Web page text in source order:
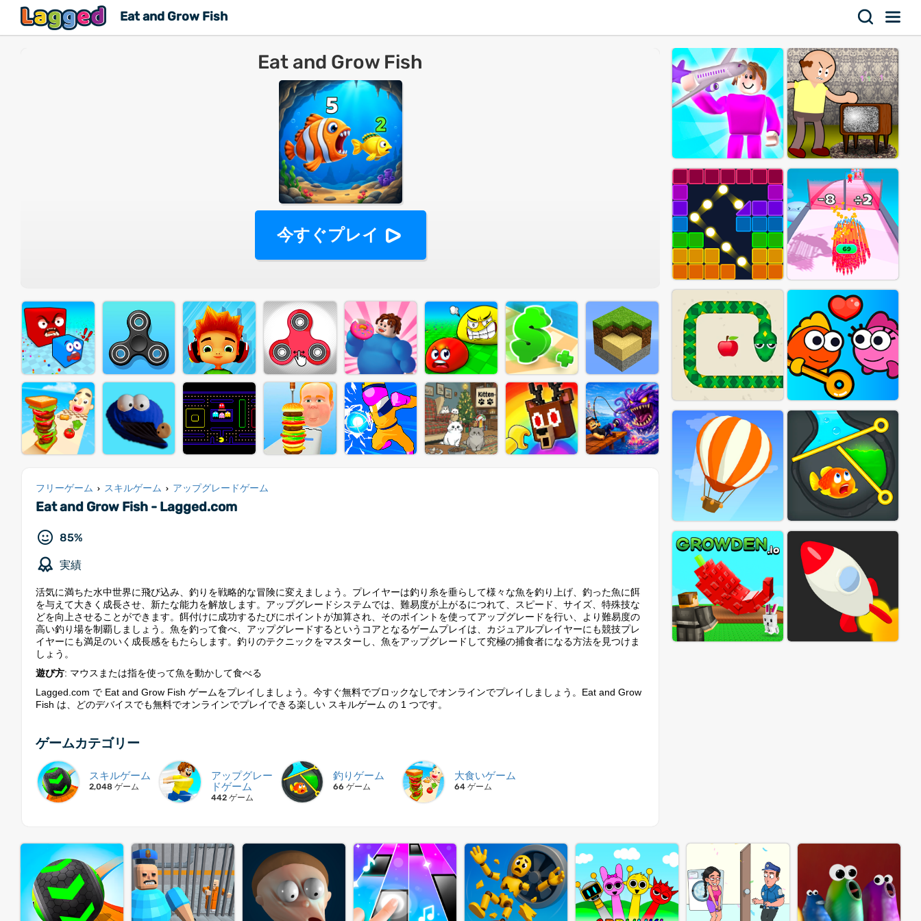
Eat and Grow Fish
Eat and Grow Fish
今すぐプレイ
フリーゲーム › スキルゲーム › アップグレードゲーム
Eat and Grow Fish - Lagged.com
85%
実績
活気に満ちた水中世界に飛び込み、釣りを戦略的な冒険に変えましょう。プレイヤーは釣り糸を垂らして様々な魚を釣り上げ、釣った魚に餌
を与えて大きく成長させ、新たな能力を解放します。アップグレードシステムでは、難易度が上がるにつれて、スピード、サイズ、特殊技な
どを向上させることができます。餌付けに成功するたびにポイントが加算され、そのポイントを使ってアップグレードを行い、より難易度の
高い釣り場を制覇しましょう。魚を釣って食べ、アップグレードするというコアとなるゲームプレイは、カジュアルプレイヤーにも競技プレ
イヤーにも満足のいく成長感をもたらします。釣りのテクニックをマスターし、魚をアップグレードして究極の捕食者になる方法を見つけま
しょう。
遊び方: マウスまたは指を使って魚を動かして食べる
Lagged.com で Eat and Grow Fish ゲームをプレイしましょう。今すぐ無料でブロックなしでオンラインでプレイしましょう。Eat and Grow
Fish は、どのデバイスでも無料でオンラインでプレイできる楽しい スキルゲーム の 1 つです。
ゲームカテゴリー
スキルゲーム
2,048 ゲーム
アップグレー
ドゲーム
442 ゲーム
釣りゲーム
66 ゲーム
大食いゲーム
64 ゲーム